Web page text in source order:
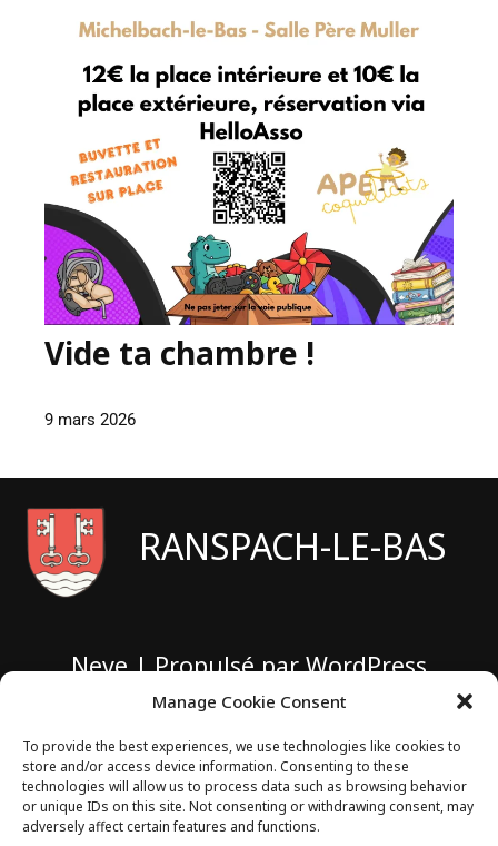
Manage Cookie Consent
To provide the best experiences, we use technologies like cookies to
store and/or access device information. Consenting to these
technologies will allow us to process data such as browsing behavior
or unique IDs on this site. Not consenting or withdrawing consent, may
adversely affect certain features and functions.
Vide ta chambre !
9 mars 2026
RANSPACH-LE-BAS
Neve| Propulsé parWordPress
1 rue de Sarbazan
68730 RANSPACH-LE-BAS